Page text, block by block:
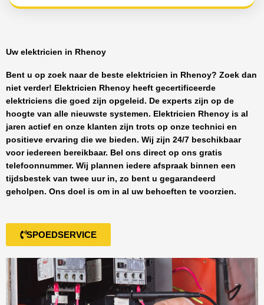
Uw elektricien in Rhenoy
Bent u op zoek naar de beste elektricien in Rhenoy? Zoek dan
niet verder! Elektricien Rhenoy heeft gecertificeerde
elektriciens die goed zijn opgeleid. De experts zijn op de
hoogte van alle nieuwste systemen. Elektricien Rhenoy is al
jaren actief en onze klanten zijn trots op onze technici en
positieve ervaring die we bieden. Wij zijn 24/7 beschikbaar
voor iedereen bereikbaar. Bel ons direct op ons gratis
telefoonnummer. Wij plannen iedere afspraak binnen een
tijdsbestek van twee uur in, zo bent u gegarandeerd
geholpen. Ons doel is om in al uw behoeften te voorzien.
SPOEDSERVICE